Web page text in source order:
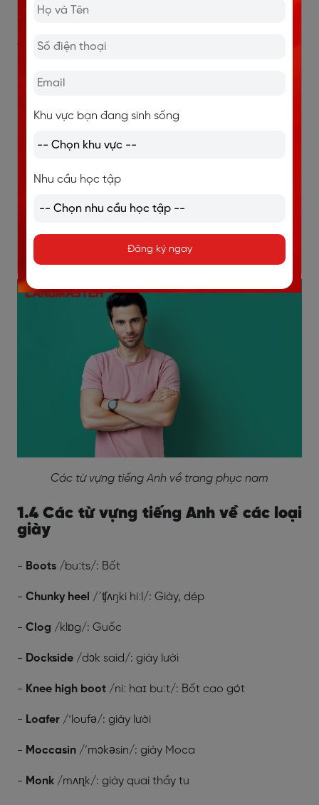
áo gile và áo vét tông
Swimming trunks /’swimiηtrʌηk/: Quần bơi
Các từ vựng tiếng Anh về trang phục nam
1.4 Các từ vựng tiếng Anh về các loại
giày
- Boots /buːts/: Bốt
- Chunky heel /ˈʧʌŋki hiːl/: Giày, dép
- Clog /klɒg/: Guốc
- Dockside /dɔk said/: giày lười
- Knee high boot /niː haɪ buːt/: Bốt cao gót
- Loafer /‘loufə/: giày lười
- Moccasin /’mɔkəsin/: giày Moca
- Monk /mʌɳk/: giày quai thầy tu
Khu vực bạn đang sinh sống
Nhu cầu học tập
Đăng ký ngay